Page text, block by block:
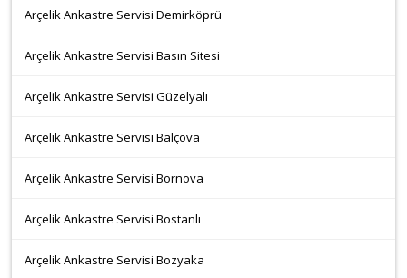
Arçelik Ankastre Servisi Demirköprü
Arçelik Ankastre Servisi Basın Sitesi
Arçelik Ankastre Servisi Güzelyalı
Arçelik Ankastre Servisi Balçova
Arçelik Ankastre Servisi Bornova
Arçelik Ankastre Servisi Bostanlı
Arçelik Ankastre Servisi Bozyaka